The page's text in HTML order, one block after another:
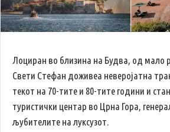
Лоциран во близина на Будва, од мало
Свети Стефан доживеа неверојатна
текот на 70-тите и 80-тите години и
туристички центар во Црна Гора,
љубителите на луксузот.